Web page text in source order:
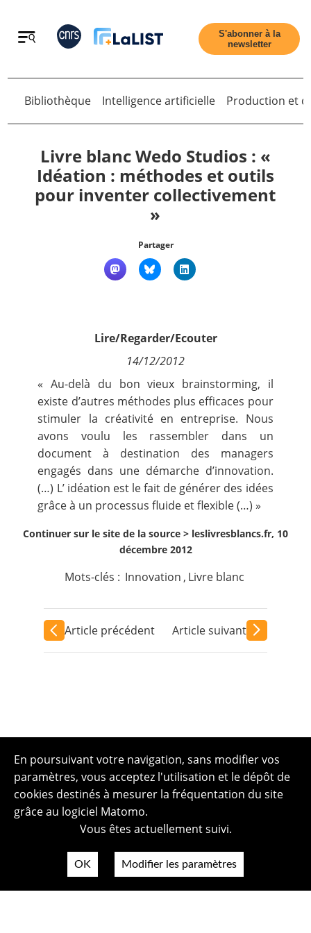
Retour
Accueil
Qui sommes nous ?
S'abonner à la
newsletter
Bibliothèque Intelligence artificielle Production et
Livre blanc Wedo Studios : «
Idéation : méthodes et outils
pour inventer collectivement
»
Partager
Lire/Regarder/Ecouter
14/12/2012
« Au-delà du bon vieux brainstorming, il
existe d’autres méthodes plus efficaces pour
stimuler la créativité en entreprise. Nous
avons voulu les rassembler dans un
document à destination des managers
engagés dans une démarche d’innovation.
(…) L’ idéation est le fait de générer des idées
grâce à un processus fluide et flexible (…) »
Continuer sur le site de la source > leslivresblancs.fr, 10
décembre 2012
Mots-clés : Innovation , Livre blanc
Article précédent Article suivant
En poursuivant votre navigation, sans modifier vos
paramètres, vous acceptez l'utilisation et le dépôt de
cookies destinés à mesurer la fréquentation du site
grâce au logiciel Matomo.
Vous êtes actuellement suivi.
OK Modifier les paramètres